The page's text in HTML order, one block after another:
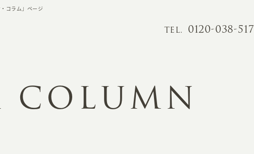
コラム」ページ
TEL. 0120-038-517
COLUMN